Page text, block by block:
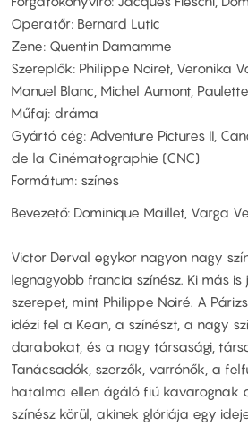
Operatőr: Bernard Lutic
Zene: Quentin Damamme
Szereplők: Philippe Noiret, Veronika
Manuel Blanc, Michel Aumont,
Műfaj: dráma
Gyártó cég: Adventure Pictures II,
de la Cinématographie (CNC)
Formátum: színes
Bevezető: Dominique Maillet, Varga
Victor Derval egykor nagyon nagy
legnagyobb francia színész. Ki más
szerepet, mint Philippe Noiré. A
idézi fel a Kean, a színészt, a nagy
darabokat, és a nagy társasági,
Tanácsadók, szerzők, varrónők, a
hatalma ellen ágáló fiú kavarognak
színész körül, akinek glóriája egy